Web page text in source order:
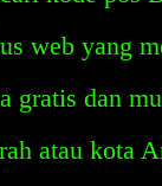
web yang
gratis dan
atau kota